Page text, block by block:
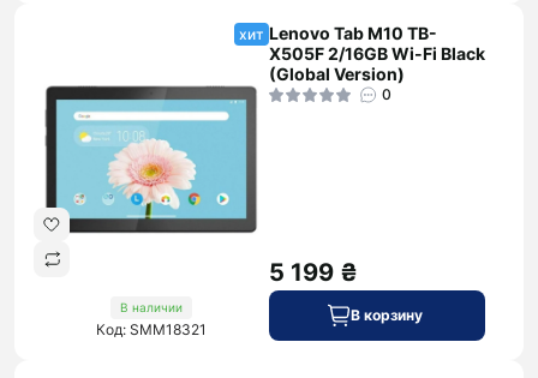
хит
В наличии
Код: SMM18321
Lenovo Tab M10 TB-
X505F 2/16GB Wi-Fi Black
(Global Version)
0
5 199 ₴
В корзину